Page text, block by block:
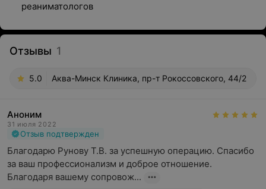
реаниматологов
Отзывы 1
5.0 Аква-Минск Клиника, пр-т Рокоссовского, 44/2
Аноним
31 июля 2022
Отзыв подтвержден
Благодарю Рунову Т.В. за успешную операцию. Спасибо
за ваш профессионализм и доброе отношение.
Благодаря вашему сопровож...